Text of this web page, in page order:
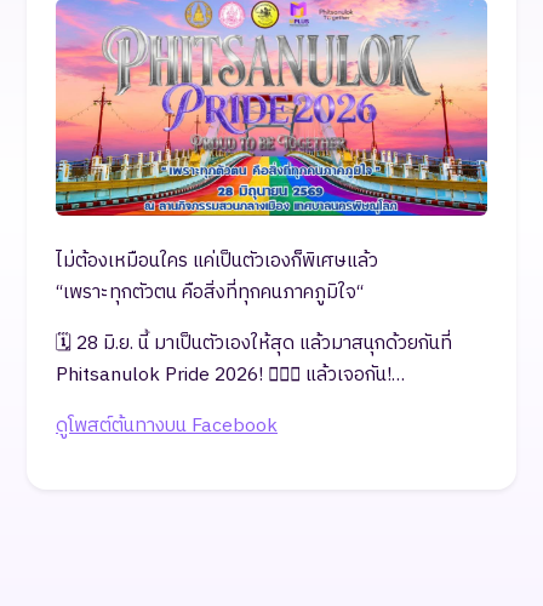
ไม่ต้องเหมือนใคร แค่เป็นตัวเองก็พิเศษแล้ว
“เพราะทุกตัวตน คือสิ่งที่ทุกคนภาคภูมิใจ“
🗓️ 28 มิ.ย. นี้ มาเป็นตัวเองให้สุด แล้วมาสนุกด้วยกันที่
Phitsanulok Pride 2026! 🏳️‍🌈✨ แล้วเจอกัน!…
ดูโพสต์ต้นทางบน Facebook